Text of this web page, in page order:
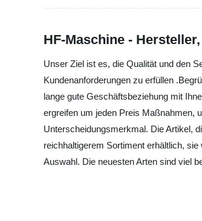
HF-Maschine -
Unser Ziel ist es, die Qualität und den
Kundenanforderungen zu erfüllen
lange gute Geschäftsbeziehung mit
ergreifen um jeden Preis Maßnahmen,
Unterscheidungsmerkmal. Die Artikel,
reichhaltigerem Sortiment erhältlich,
Auswahl. Die neuesten Arten sind viel